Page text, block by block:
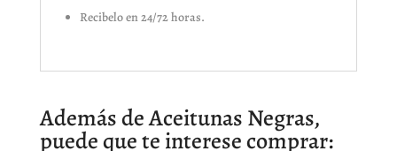
Recibelo en 24/72 horas.
Además de Aceitunas Negras,
puede que te interese comprar: